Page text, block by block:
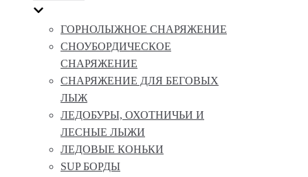
ГОРНОЛЫЖНОЕ СНАРЯЖЕНИЕ
СНОУБОРДИЧЕСКОЕ
СНАРЯЖЕНИЕ
СНАРЯЖЕНИЕ ДЛЯ БЕГОВЫХ
ЛЫЖ
ЛЕДОБУРЫ, ОХОТНИЧЬИ И
ЛЕСНЫЕ ЛЫЖИ
ЛЕДОВЫЕ КОНЬКИ
SUP БОРДЫ